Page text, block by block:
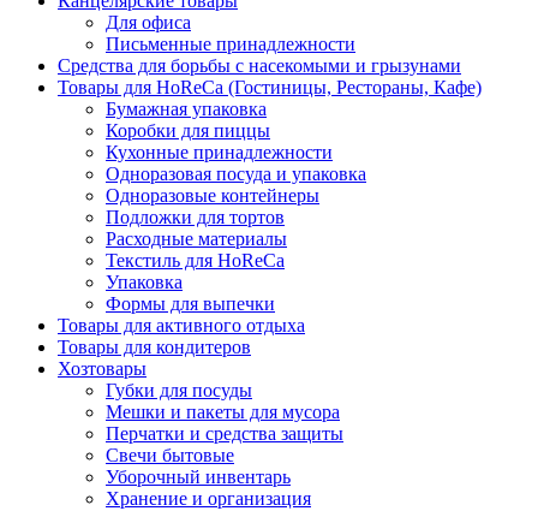
Для офиса
Письменные принадлежности
Средства для борьбы с насекомыми и грызунами
Товары для HoReCa (Гостиницы, Рестораны, Кафе)
Бумажная упаковка
Коробки для пиццы
Кухонные принадлежности
Одноразовая посуда и упаковка
Одноразовые контейнеры
Подложки для тортов
Расходные материалы
Текстиль для HoReCa
Упаковка
Формы для выпечки
Товары для активного отдыха
Товары для кондитеров
Хозтовары
Губки для посуды
Мешки и пакеты для мусора
Перчатки и средства защиты
Свечи бытовые
Уборочный инвентарь
Хранение и организация